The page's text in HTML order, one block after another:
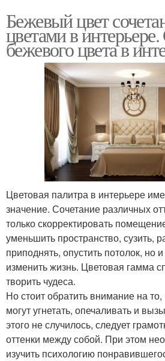
Бежевый цвет
цветами в
бежевого цвета в
Цветовая палитра в интерьере
значение. Сочетание различных
только скорректировать
уменьшить пространство, сузить,
приподнять, опустить потолок, но
изменить жизнь. Цветовая гамма
творить чудеса.
Но стоит обратить внимание на
могут угнетать, опечаливать и
этого не случилось, следует
оттенки между собой. При этом
изучить психологию